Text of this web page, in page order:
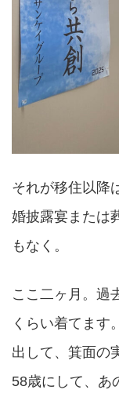
それが移住以降
婚披露宴または
もなく。
ここ二ヶ月。過
くらい着てます
出して、箕面の
58歳にして、あ